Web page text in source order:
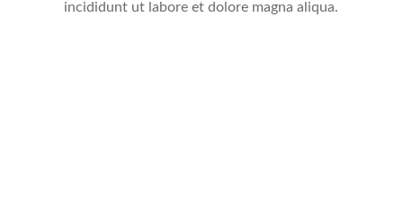
incididunt ut labore et dolore magna aliqua.